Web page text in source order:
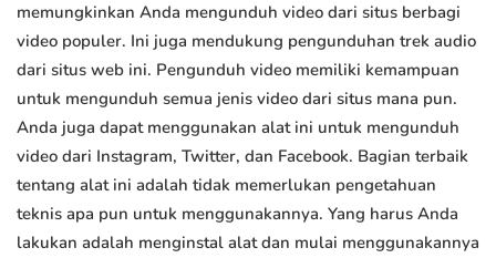
memungkinkan Anda mengunduh video dari situs berbagi
video populer. Ini juga mendukung pengunduhan trek audio
dari situs web ini. Pengunduh video memiliki kemampuan
untuk mengunduh semua jenis video dari situs mana pun.
Anda juga dapat menggunakan alat ini untuk mengunduh
video dari Instagram, Twitter, dan Facebook. Bagian terbaik
tentang alat ini adalah tidak memerlukan pengetahuan
teknis apa pun untuk menggunakannya. Yang harus Anda
lakukan adalah menginstal alat dan mulai menggunakannya